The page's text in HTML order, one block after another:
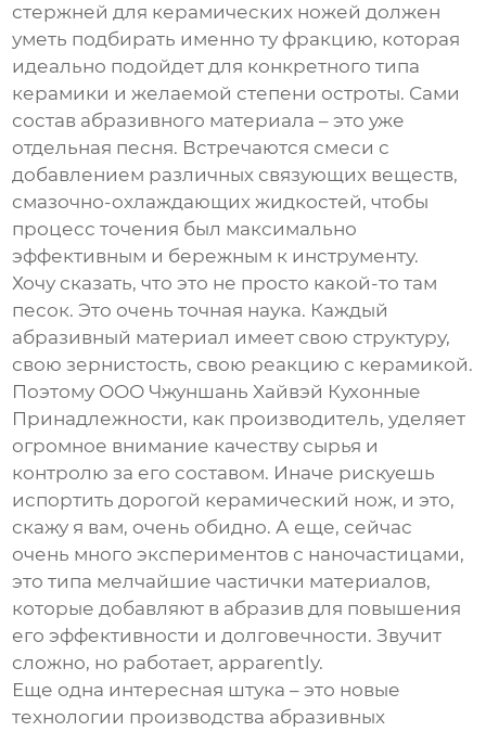
стержней для керамических ножей должен
уметь подбирать именно ту фракцию, которая
идеально подойдет для конкретного типа
керамики и желаемой степени остроты. Сами
состав абразивного материала – это уже
отдельная песня. Встречаются смеси с
добавлением различных связующих веществ,
смазочно-охлаждающих жидкостей, чтобы
процесс точения был максимально
эффективным и бережным к инструменту.
Хочу сказать, что это не просто какой-то там
песок. Это очень точная наука. Каждый
абразивный материал имеет свою структуру,
свою зернистость, свою реакцию с керамикой.
Поэтому ООО Чжуншань Хайвэй Кухонные
Принадлежности, как производитель, уделяет
огромное внимание качеству сырья и
контролю за его составом. Иначе рискуешь
испортить дорогой керамический нож, и это,
скажу я вам, очень обидно. А еще, сейчас
очень много экспериментов с наночастицами,
это типа мелчайшие частички материалов,
которые добавляют в абразив для повышения
его эффективности и долговечности. Звучит
сложно, но работает, apparently.
Еще одна интересная штука – это новые
технологии производства абразивных